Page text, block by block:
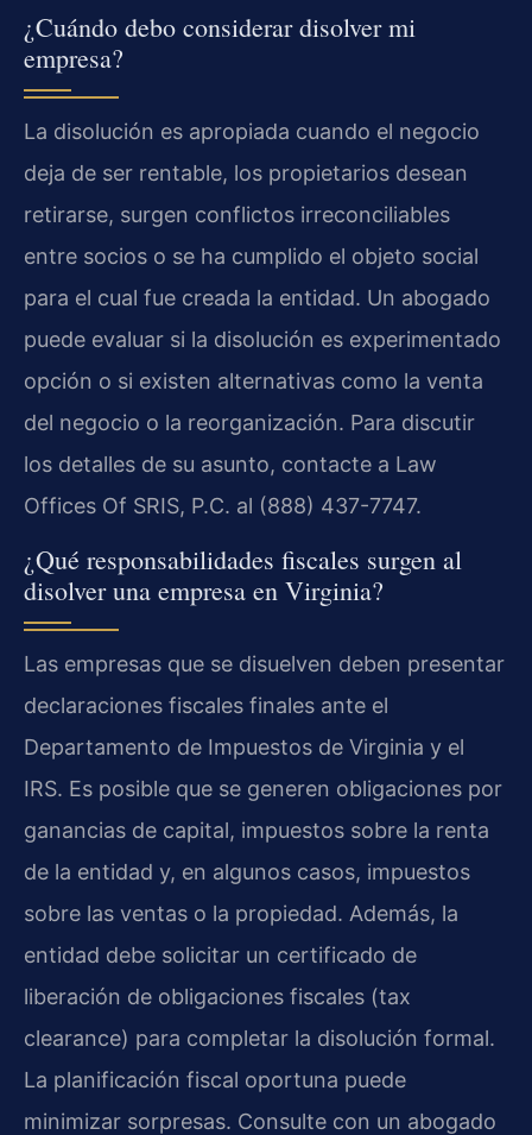
¿Cuándo debo considerar disolver mi
empresa?
La disolución es apropiada cuando el negocio
deja de ser rentable, los propietarios desean
retirarse, surgen conflictos irreconciliables
entre socios o se ha cumplido el objeto social
para el cual fue creada la entidad. Un abogado
puede evaluar si la disolución es experimentado
opción o si existen alternativas como la venta
del negocio o la reorganización. Para discutir
los detalles de su asunto, contacte a Law
Offices Of SRIS, P.C. al (888) 437-7747.
¿Qué responsabilidades fiscales surgen al
disolver una empresa en Virginia?
Las empresas que se disuelven deben presentar
declaraciones fiscales finales ante el
Departamento de Impuestos de Virginia y el
IRS. Es posible que se generen obligaciones por
ganancias de capital, impuestos sobre la renta
de la entidad y, en algunos casos, impuestos
sobre las ventas o la propiedad. Además, la
entidad debe solicitar un certificado de
liberación de obligaciones fiscales (tax
clearance) para completar la disolución formal.
La planificación fiscal oportuna puede
minimizar sorpresas. Consulte con un abogado